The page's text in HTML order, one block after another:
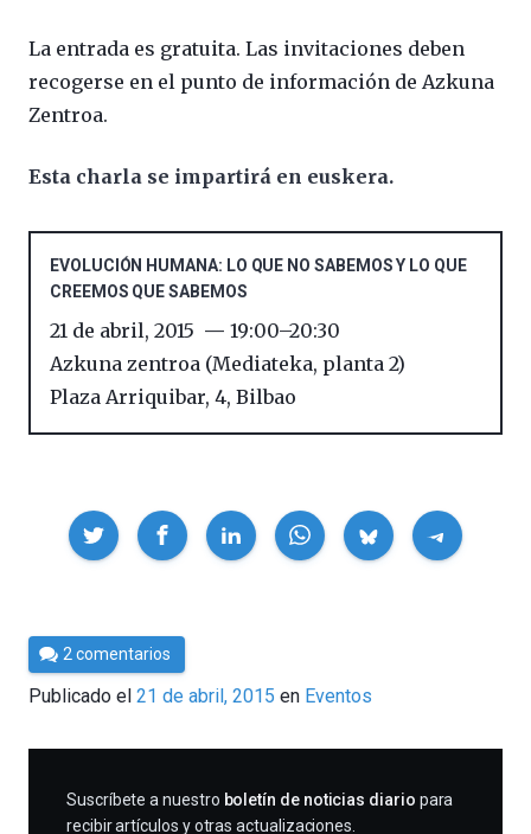
La entrada es gratuita. Las invitaciones deben
recogerse en el punto de información de Azkuna
Zentroa.
Esta charla se impartirá en euskera.
EVOLUCIÓN HUMANA: LO QUE NO SABEMOS Y LO QUE
CREEMOS QUE SABEMOS
21 de abril, 2015 19:00–20:30
Azkuna zentroa (Mediateka, planta 2)
Plaza Arriquibar, 4, Bilbao
Compartir
Por
Cultura
Cientifica
2 comentarios
Publicado el 21 de abril, 2015 en Eventos
SUSCRIBIRME
Suscríbete a nuestro boletín de noticias diario para
recibir artículos y otras actualizaciones.